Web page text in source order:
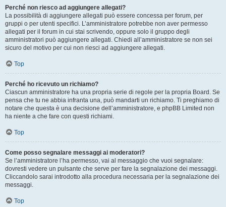
Perché non riesco ad aggiungere allegati?
La possibilità di aggiungere allegati può essere concessa per forum, per
gruppi o per utenti specifici. L’amministratore potrebbe non aver permesso
allegati per il forum in cui stai scrivendo, oppure solo il gruppo degli
amministratori può aggiungere allegati. Chiedi all’amministratore se non sei
sicuro del motivo per cui non riesci ad aggiungere allegati.
Top
Perché ho ricevuto un richiamo?
Ciascun amministratore ha una propria serie di regole per la propria Board. Se
pensa che tu ne abbia infranta una, può mandarti un richiamo. Ti preghiamo di
notare che questa è una decisione dell’amministratore, e phpBB Limited non
ha niente a che fare con questi richiami.
Top
Come posso segnalare messaggi ai moderatori?
Se l’amministratore l’ha permesso, vai al messaggio che vuoi segnalare:
dovresti vedere un pulsante che serve per fare la segnalazione dei messaggi.
Cliccandolo sarai introdotto alla procedura necessaria per la segnalazione dei
messaggi.
Top